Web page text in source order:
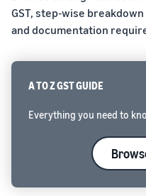
GST, step-wise
and documentation
A TO Z GST GUIDE
Everything you need to